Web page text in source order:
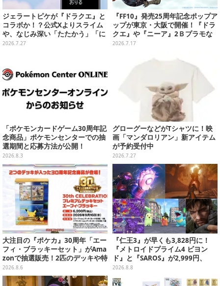
ジェラートピケが『ドラクエ』と
コラボか！？公式Xよりスライム
や、なじみ深い「たたかう」「に
げる」のコマンドウィンドウが投
2026.7.27
『FF10』発売25周年記念ポップア
ップが東京・大阪で開催！『ドラ
クエ』や『ニーア』2Ｂプラモな
ども販売
2026.7.17
「ポケモンカードゲーム30周年記
念商品」ポケモンセンターでの抽
選期間と応募方法が公開！
2026.8.3
グローグーなどがTシャツに！映
画「マンダロリアン」新アイテム
が予約受付中
2026.7.27
大注目の『ポケカ』30周年「エー
フィ・ブラッキーセット」がAma
zonで抽選販売！2匹のデッキや特
別カードを収録
2026.8.6
『仁王3』が早くも3,828円に！
『メトロイドプライム4 ビヨン
ド』と『SAROS』が2,999円、
『メタルギアソリッド Δ』は2,49
9円─ゲオ店舗＆ストアのゲームセ
2026.8.8